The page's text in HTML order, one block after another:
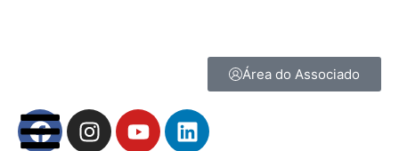
Área do Associado